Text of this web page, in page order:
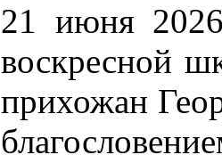
21 июня
воскресной
прихожан